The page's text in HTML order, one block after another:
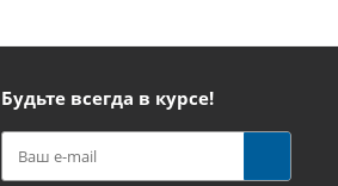
Будьте всегда в курсе!